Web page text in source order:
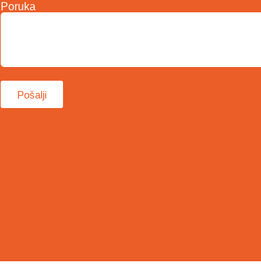
Poruka
Pošalji